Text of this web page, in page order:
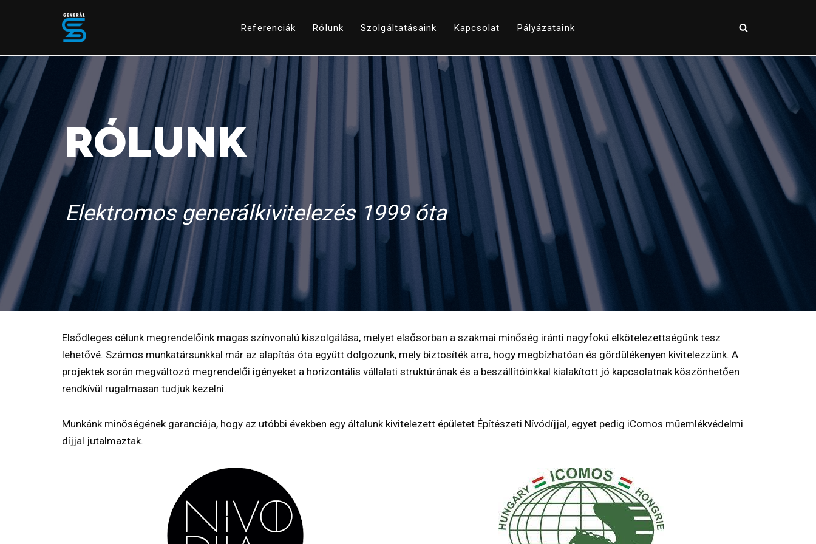
content
Referenciák Rólunk Szolgáltatásaink Kapcsolat Pályázataink
RÓLUNK
Elektromos generálkivitelezés 1999 óta
Elsődleges célunk megrendelőink magas színvonalú kiszolgálása, melyet elsősorban a szakmai minőség iránti nagyfokú elkötelezettségünk tesz
lehetővé. Számos munkatársunkkal már az alapítás óta együtt dolgozunk, mely biztosíték arra, hogy megbízhatóan és gördülékenyen kivitelezzünk. A
projektek során megváltozó megrendelői igényeket a horizontális vállalati struktúrának és a beszállítóinkkal kialakított jó kapcsolatnak köszönhetően
rendkívül rugalmasan tudjuk kezelni.
Munkánk minőségének garanciája, hogy az utóbbi években egy általunk kivitelezett épületet Építészeti Nívódíjjal, egyet pedig iComos műemlékvédelmi
díjjal jutalmaztak.